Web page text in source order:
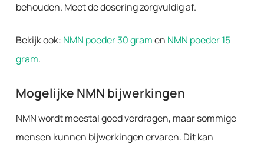
behouden. Meet de dosering zorgvuldig af.
Bekijk ook: NMN poeder 30 gramen NMN poeder 15
gram.
Mogelijke NMN bijwerkingen
NMN wordt meestal goed verdragen, maar sommige
mensen kunnen bijwerkingen ervaren. Dit kan